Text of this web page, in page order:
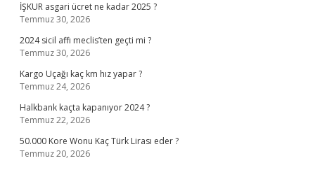
İŞKUR asgari ücret ne kadar 2025 ?
Temmuz 30, 2026
2024 sicil affı meclis’ten geçti mi ?
Temmuz 30, 2026
Kargo Uçağı kaç km hız yapar ?
Temmuz 24, 2026
Halkbank kaçta kapanıyor 2024 ?
Temmuz 22, 2026
50.000 Kore Wonu Kaç Türk Lirası eder ?
Temmuz 20, 2026